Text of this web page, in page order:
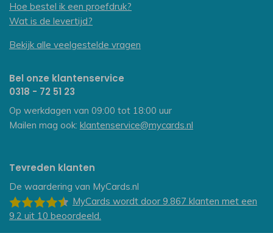
Hoe bestel ik een proefdruk?
Wat is de levertijd?
Bekijk alle veelgestelde vragen
Bel onze klantenservice
0318 - 72 51 23
Op werkdagen van 09:00 tot 18:00 uur
Mailen mag ook: klantenservice@mycards.nl
Tevreden klanten
De waardering van MyCards.nl
MyCards wordt door 9.867 klanten met een
9.2 uit 10 beoordeeld.